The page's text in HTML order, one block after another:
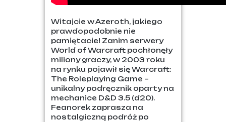
Witajcie w Azeroth, jakiego
prawdopodobnie nie
pamiętacie! Zanim serwery
World of Warcraft pochłonęły
miliony graczy, w 2003 roku
na rynku pojawił się Warcraft:
The Roleplaying Game –
unikalny podręcznik oparty na
mechanice D&D 3.5 (d20).
Feanorek zaprasza na
nostalgiczną podróż po